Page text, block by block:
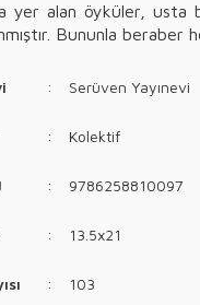
yer alan öyküler, usta
Bununla
: Serüven Yayınevi
: Kolektif
: 9786258810097
: 13.5x21
: 103